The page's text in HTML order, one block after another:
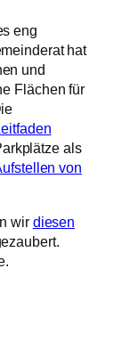
eng
hat
und
Flächen für
als
von
wir diesen